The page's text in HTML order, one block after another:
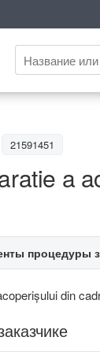
21591451
a
процедуры
din